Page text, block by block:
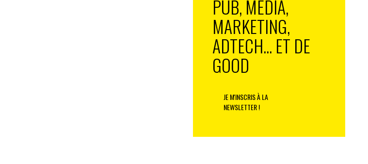
PUB, MEDIA,
MARKETING,
ADTECH... ET DE
GOOD
JE M'INSCRIS À LA
NEWSLETTER !